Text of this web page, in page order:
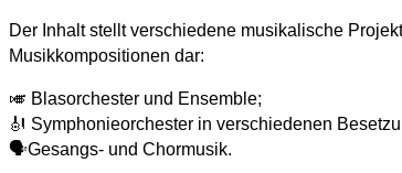
Der Inhalt stellt verschiedene musikalische
Musikkompositionen dar:
🎺 Blasorchester und Ensemble;
🎻 Symphonieorchester in verschiedenen
🗣️Gesangs- und Chormusik.